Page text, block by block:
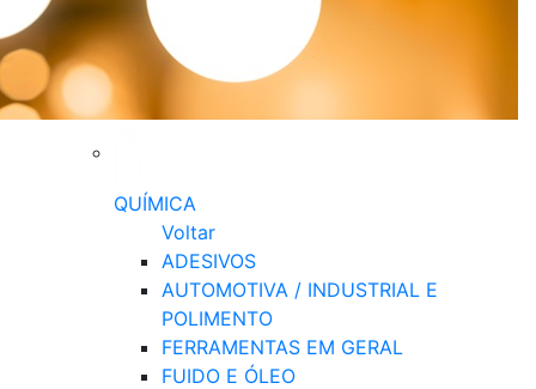
QUÍMICA
Voltar
ADESIVOS
AUTOMOTIVA / INDUSTRIAL E
POLIMENTO
FERRAMENTAS EM GERAL
FUIDO E ÓLEO